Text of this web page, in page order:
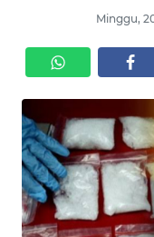
Minggu,
KRIMINAL
EKUIN
SAINS-TEKNO
KESEHATAN